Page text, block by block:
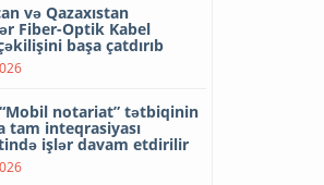
və Qazaxıstan
Fiber-Optik Kabel
başa çatdırıb
notariat” tətbiqinin
tam inteqrasiyası
işlər davam etdirilir